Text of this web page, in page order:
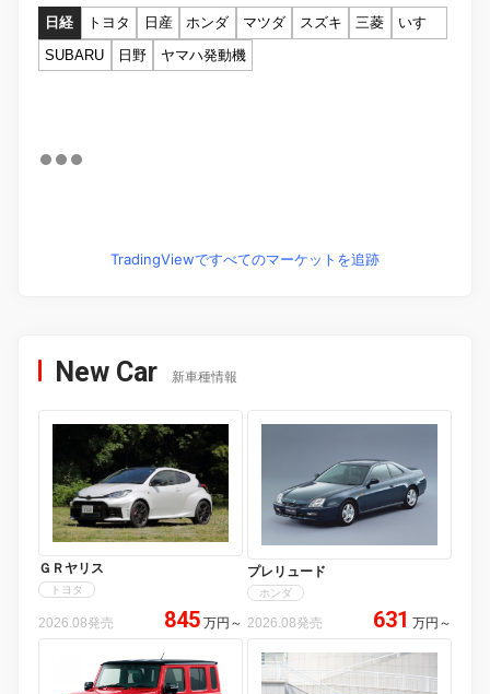
日経 トヨタ 日産 ホンダ マツダ スズキ 三菱
いすゞ
SUBARU
日野 ヤマハ発動機
TradingViewですべてのマーケットを追跡
New Car 新車種情報
ＧＲヤリス
トヨタ
2026.08発売 845 万円 ～
プレリュード
ホンダ
2026.08発売 631 万円 ～